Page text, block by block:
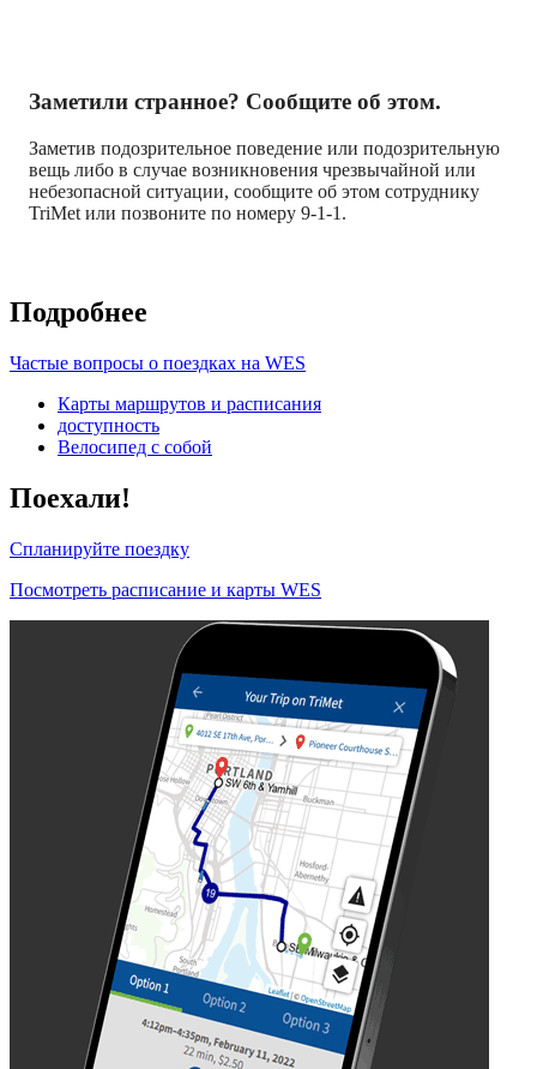
Заметили странное? Сообщите об этом.
Заметив подозрительное поведение или подозрительную
вещь либо в случае возникновения чрезвычайной или
небезопасной ситуации, сообщите об этом сотруднику
TriMet или позвоните по номеру 9-1-1.
Подробнее
Частые вопросы о поездках на WES
Карты маршрутов и расписания
доступность
Велосипед с собой
Поехали!
Спланируйте поездку
Посмотреть расписание и карты WES